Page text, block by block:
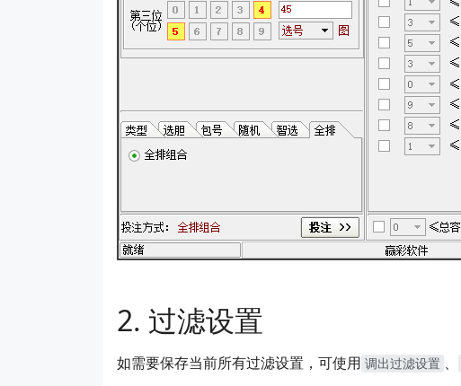
过滤设置
如需要保存当前所有过滤设置，可使用 调出过滤设置 、